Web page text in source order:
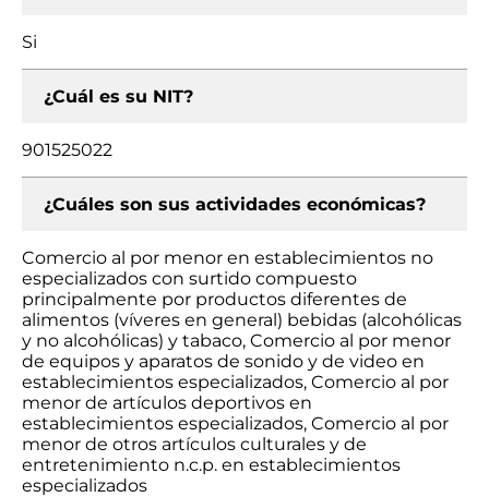
Si
¿Cuál es su NIT?
901525022
¿Cuáles son sus actividades económicas?
Comercio al por menor en establecimientos no
especializados con surtido compuesto
principalmente por productos diferentes de
alimentos (víveres en general) bebidas (alcohólicas
y no alcohólicas) y tabaco, Comercio al por menor
de equipos y aparatos de sonido y de video en
establecimientos especializados, Comercio al por
menor de artículos deportivos en
establecimientos especializados, Comercio al por
menor de otros artículos culturales y de
entretenimiento n.c.p. en establecimientos
especializados